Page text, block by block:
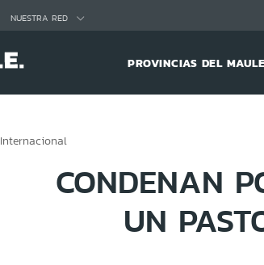
NUESTRA RED
PROVINCIAS DEL MAULE
Internacional
CONDENAN
UN